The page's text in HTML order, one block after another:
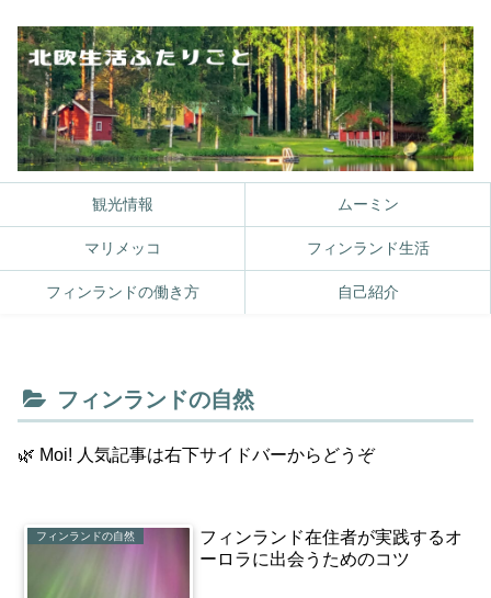
観光情報 ムーミン
マリメッコ フィンランド生活
フィンランドの働き方 自己紹介
フィンランドの自然
🌿 Moi! 人気記事は右下サイドバーからどうぞ
フィンランドの自然
フィンランド在住者が実践するオ
ーロラに出会うためのコツ